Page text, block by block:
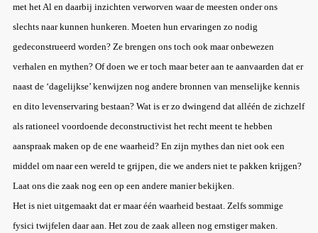
met het Al en daarbij inzichten verworven waar de meesten onder ons
slechts naar kunnen hunkeren. Moeten hun ervaringen zo nodig
gedeconstrueerd worden? Ze brengen ons toch ook maar onbewezen
verhalen en mythen? Of doen we er toch maar beter aan te aanvaarden dat er
naast de ‘dagelijkse’ kenwijzen nog andere bronnen van menselijke kennis
en dito levenservaring bestaan? Wat is er zo dwingend dat alléén de zichzelf
als rationeel voordoende deconstructivist het recht meent te hebben
aanspraak maken op de ene waarheid? En zijn mythes dan niet ook een
middel om naar een wereld te grijpen, die we anders niet te pakken krijgen?
Laat ons die zaak nog een op een andere manier bekijken.
Het is niet uitgemaakt dat er maar één waarheid bestaat. Zelfs sommige
fysici twijfelen daar aan. Het zou de zaak alleen nog ernstiger maken.